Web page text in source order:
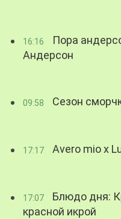
16:16
Пора
Андерсон
09:58 Сезон
17:17 Avero mio x
17:07
Блюдо дня:
красной икрой